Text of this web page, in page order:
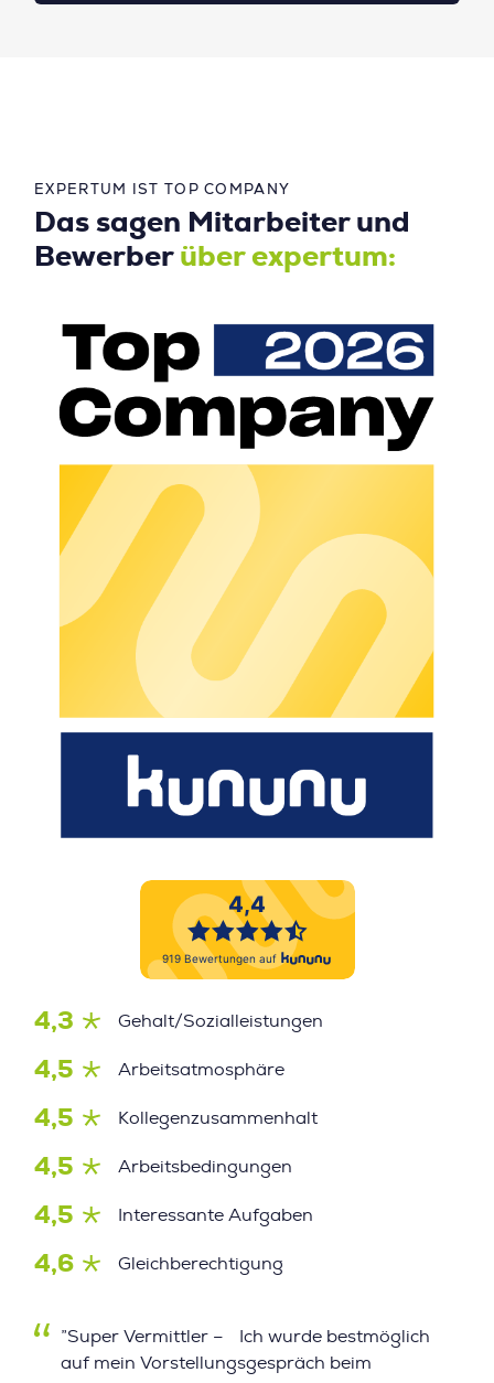
EXPERTUM IST TOP COMPANY
Das sagen Mitarbeiter und
Bewerber über expertum:
4,3 Gehalt/Sozialleistungen
4,5 Arbeitsatmosphäre
4,5 Kollegenzusammenhalt
4,5 Arbeitsbedingungen
4,5 Interessante Aufgaben
4,6 Gleichberechtigung
”Super Vermittler – Ich wurde bestmöglich
auf mein Vorstellungsgespräch beim